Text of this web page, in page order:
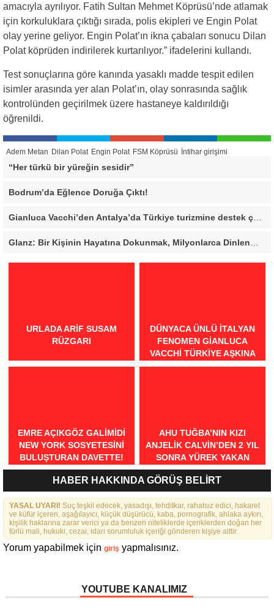
amacıyla ayrılıyor. Fatih Sultan Mehmet Köprüsü’nde atlamak
için korkuluklara çıktığı sırada, polis ekipleri ve Engin Polat
olay yerine geliyor. Engin Polat’ın ikna çabaları sonucu Dilan
Polat köprüden indirilerek kurtarılıyor.” ifadelerini kullandı.
Test sonuçlarına göre kanında yasaklı madde tespit edilen
isimler arasında yer alan Polat’ın, olay sonrasında sağlık
kontrolünden geçirilmek üzere hastaneye kaldırıldığı
öğrenildi.
Adem Metan Dilan Polat Engin Polat FSM Köprüsü İntihar girişimi
“Her türkü bir yüreğin sesidir”
Bodrum’da Eğlence Doruğa Çıktı!
Gianluca Vacchi’den Antalya’da Türkiye turizmine destek çağrısı
URLADA ARIF SUSAM
RÜZGARI
DÜNYACA ÜNLÜ İTALYAN
FENOMEN GIANLUCA
VACCHI TÜRKIYE AŞKINA
GELIYOR!
EMRE AÇIKGÖZ GALIMIDI
NEW YORK SOSYETESINI
BULUŞTURAN DAVETTE!
AHU TUĞBA’NIN KIZI
ANJELİK CALVİN’DEN 2 YIL
SONRA YÜREK YAKAN
İTİRAFLAR
HABER HAKKINDA GÖRÜŞ BELİRT
YASAL UYARI! Suç teşkil edecek, yasadışı, tehditkar, rahatsız edici, hakaret
ve küfür içeren, aşağılayıcı, küçük düşürücü, kaba, pornografik, ahlaka aykırı,
kişilik haklarına zarar verici ya da benzeri niteliklerde içeriklerden doğan her
türlü mali, hukuki, cezai, idari sorumluluk içeriği gönderen kişiye aittir.
Yorum yapabilmek için giriş yapmalısınız.
YOUTUBE KANALIMIZ